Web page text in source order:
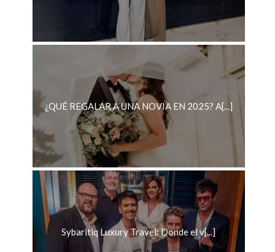
¿QUÉ REGALAR A UNA NOVIA EN 2025? A[...]
Sybaritiq Luxury Travel: Donde el v[...]